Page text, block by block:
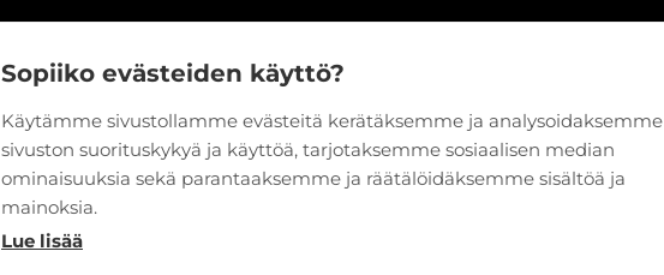
Sopiiko evästeiden käyttö?
Käytämme sivustollamme evästeitä kerätäksemme ja analysoidaksemme
sivuston suorituskykyä ja käyttöä, tarjotaksemme sosiaalisen median
ominaisuuksia sekä parantaaksemme ja räätälöidäksemme sisältöä ja
mainoksia.
Lue lisää